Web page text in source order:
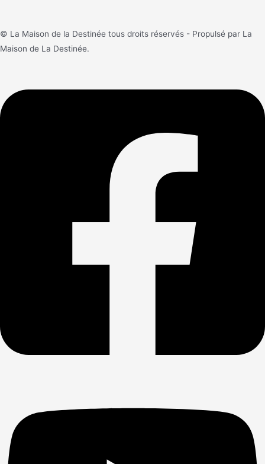
© La Maison de la Destinée tous droits réservés - Propulsé par La
Maison de La Destinée.